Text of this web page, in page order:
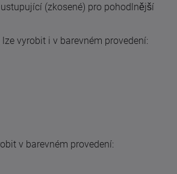
(zkosené) pro pohodlnější
vyrobit i v barevném provedení:
v barevném provedení: